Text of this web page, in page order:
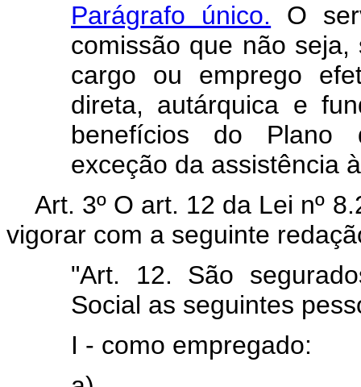
Parágrafo único. O
comissão que não
cargo ou emprego
direta, autárquica e
benefícios do Plano
exceção da assistência
Art. 3º O art. 12 da Lei nº
vigorar com a seguinte
"Art. 12. São
Social as seguintes
I - como empregado: